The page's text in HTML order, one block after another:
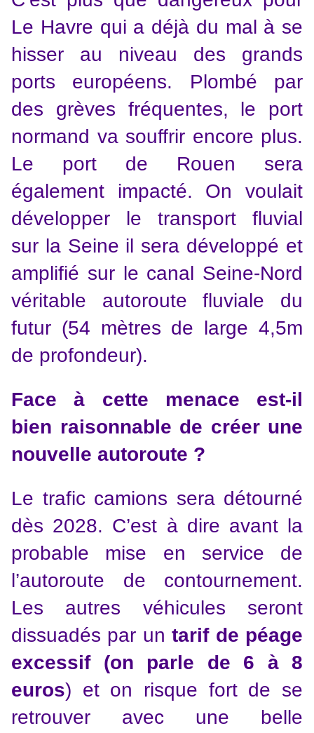
Le Havre qui a déjà du mal à se
hisser au niveau des grands
ports européens. Plombé par
des grèves fréquentes, le port
normand va souffrir encore plus.
Le port de Rouen sera
également impacté. On voulait
développer le transport fluvial
sur la Seine il sera développé et
amplifié sur le canal Seine-Nord
véritable autoroute fluviale du
futur (54 mètres de large 4,5m
de profondeur).
Face à cette menace est-il
bien raisonnable de créer une
nouvelle autoroute ?
Le trafic camions sera détourné
dès 2028. C’est à dire avant la
probable mise en service de
l’autoroute de contournement.
Les autres véhicules seront
dissuadés par untarif de péage
excessif (on parle de 6 à 8
euros) et on risque fort de se
retrouver avec une belle